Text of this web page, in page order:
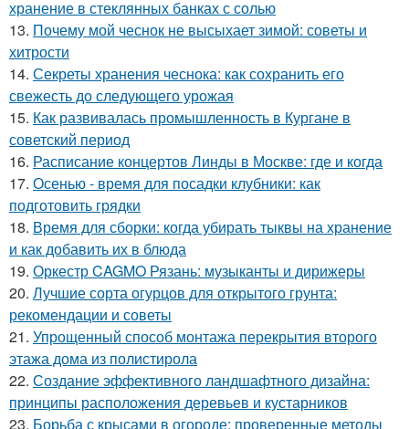
хранение в стеклянных банках с солью
13. Почему мой чеснок не высыхает зимой: советы и
хитрости
14. Секреты хранения чеснока: как сохранить его
свежесть до следующего урожая
15. Как развивалась промышленность в Кургане в
советский период
16. Расписание концертов Линды в Москве: где и когда
17. Осенью - время для посадки клубники: как
подготовить грядки
18. Время для сборки: когда убирать тыквы на хранение
и как добавить их в блюда
19. Оркестр CAGMO Рязань: музыканты и дирижеры
20. Лучшие сорта огурцов для открытого грунта:
рекомендации и советы
21. Упрощенный способ монтажа перекрытия второго
этажа дома из полистирола
22. Создание эффективного ландшафтного дизайна:
принципы расположения деревьев и кустарников
23. Борьба с крысами в огороде: проверенные методы